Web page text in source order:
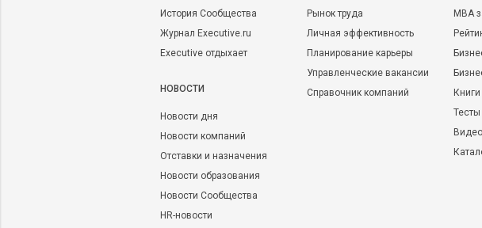
История Сообщества
Журнал Executive.ru
Executive отдыхает
НОВОСТИ
Новости дня
Новости компаний
Отставки и назначения
Новости образования
Новости Сообщества
HR-новости
Рынок труда
Личная эффективность
Планирование карьеры
Управленческие вакансии
Справочник компаний
MBA
Тесты